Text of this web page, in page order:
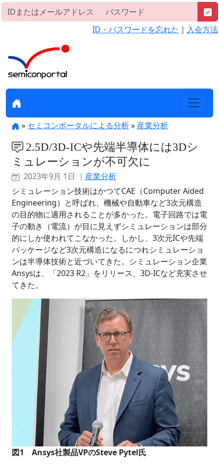
ID・パスワードを忘れた ｜ 入会方法
» セミコンポータルによる分析» 産業分析
2.5D/3D-ICや先端半導体には3Dシ
ミュレーションが不可欠に
2023年9月 1日 ｜ 産業分析
シミュレーション技術はかつてCAE（Computer Aided
Engineering）と呼ばれ、機械や自動車など3次元構造
の目的物に適用されることが多かった。電子回路では電
子の動き（電流）が目に見えずシミュレーションは部分
的にしか使われてこなかった。しかし、3次元ICや先端
パッケージなど3次元構造になるにつれシミュレーショ
ンは半導体技術と近づいてきた。シミュレーション企業
Ansysは、「2023 R2」をリリース、3D-ICなど充実させ
てきた。
図1 Ansys社製品VPのSteve Pytel氏